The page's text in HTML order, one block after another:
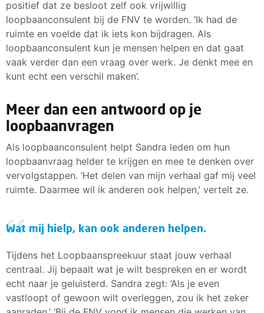
positief dat ze besloot zelf ook vrijwillig
loopbaanconsulent bij de FNV te worden. ‘Ik had de
ruimte en voelde dat ik iets kon bijdragen. Als
loopbaanconsulent kun je mensen helpen en dat gaat
vaak verder dan een vraag over werk. Je denkt mee en
kunt echt een verschil maken’.
Meer dan een antwoord op je
loopbaanvragen
Als loopbaanconsulent helpt Sandra leden om hun
loopbaanvraag helder te krijgen en mee te denken over
vervolgstappen. ‘Het delen van mijn verhaal gaf mij veel
ruimte. Daarmee wil ik anderen ook helpen,’ vertelt ze.
Wat mij hielp, kan ook anderen helpen.
Tijdens het Loopbaanspreekuur staat jouw verhaal
centraal. Jij bepaalt wat je wilt bespreken en er wordt
echt naar je geluisterd. Sandra zegt: ‘Als je even
vastloopt of gewoon wilt overleggen, zou ik het zeker